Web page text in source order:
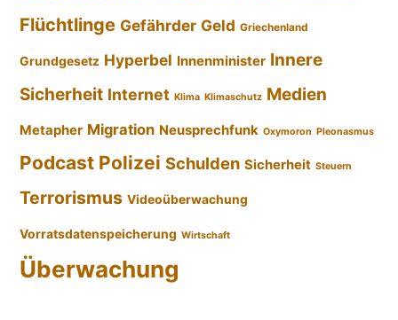
Flüchtlinge Gefährder Geld Griechenland
Grundgesetz Hyperbel Innenminister Innere
Sicherheit Internet Klima Klimaschutz Medien
Metapher Migration Neusprechfunk Oxymoron Pleonasmus
Podcast Polizei Schulden Sicherheit Steuern
Terrorismus Videoüberwachung
Vorratsdatenspeicherung Wirtschaft
Überwachung